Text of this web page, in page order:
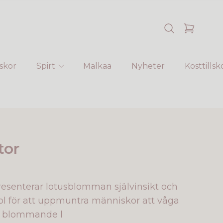
Spirt Malkaa Nyheter
lotusblomman självinsikt och
för att uppmuntra människor att våga
l